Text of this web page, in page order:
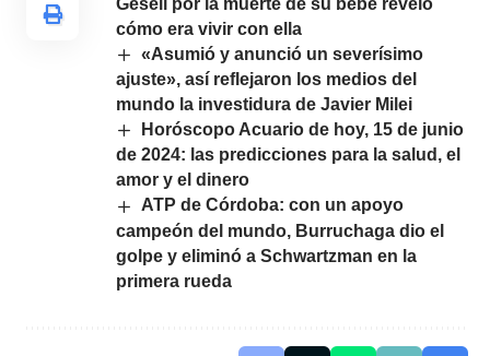
cómo era vivir con ella
«Asumió y anunció un severísimo
ajuste», así reflejaron los medios del
mundo la investidura de Javier Milei
Horóscopo Acuario de hoy, 15 de junio
de 2024: las predicciones para la salud, el
amor y el dinero
ATP de Córdoba: con un apoyo
campeón del mundo, Burruchaga dio el
golpe y eliminó a Schwartzman en la
primera rueda